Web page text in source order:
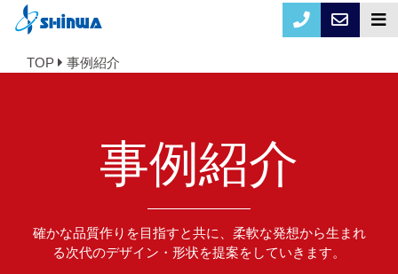
TOP 事例紹介
事例紹介
確かな品質作りを目指すと共に、柔軟な発想から生まれ
る次代のデザイン・形状を提案をしていきます。